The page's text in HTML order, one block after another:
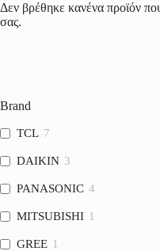
Δεν βρέθηκε κανένα προϊόν
σας.
Brand
TCL 7
DAIKIN 3
PANASONIC 4
MITSUBISHI 1
GREE 1